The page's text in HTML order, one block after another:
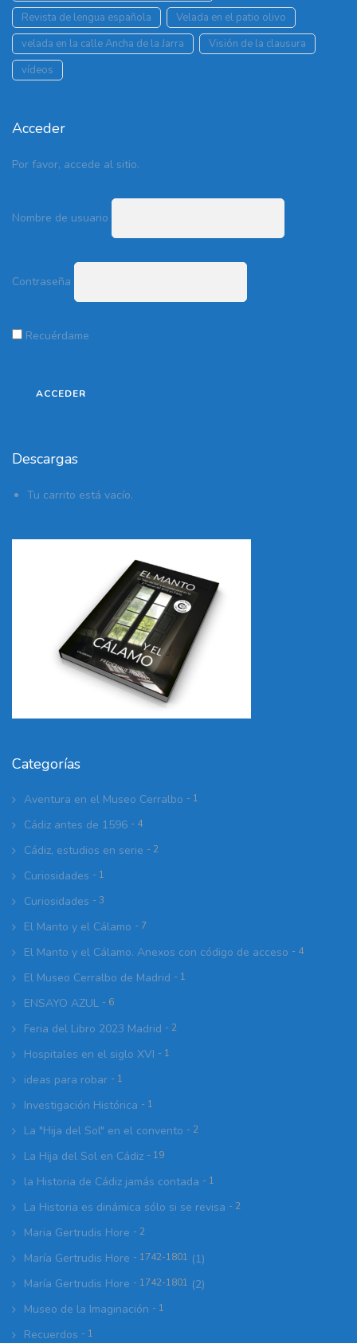
Revista de lengua española
Velada en el patio olivo
velada en la calle Ancha de la Jarra
Visión de la clausura
vídeos
Acceder
Por favor, accede al sitio.
Nombre de usuario
Contraseña
Recuérdame
Descargas
Tu carrito está vacío.
Categorías
Aventura en el Museo Cerralbo - 1
Cádiz antes de 1596 - 4
Cádiz, estudios en serie - 2
Curiosidades - 1
Curiosidades - 3
El Manto y el Cálamo - 7
El Manto y el Cálamo. Anexos con código de acceso - 4
El Museo Cerralbo de Madrid - 1
ENSAYO AZUL - 6
Feria del Libro 2023 Madrid - 2
Hospitales en el siglo XVI - 1
ideas para robar - 1
Investigación Histórica - 1
La "Hija del Sol" en el convento - 2
La Hija del Sol en Cádiz - 19
la Historia de Cádiz jamás contada - 1
La Historia es dinámica sólo si se revisa - 2
Maria Gertrudis Hore - 2
María Gertrudis Hore - 1742-1801 (1)
María Gertrudis Hore - 1742-1801 (2)
Museo de la Imaginación - 1
Recuerdos - 1